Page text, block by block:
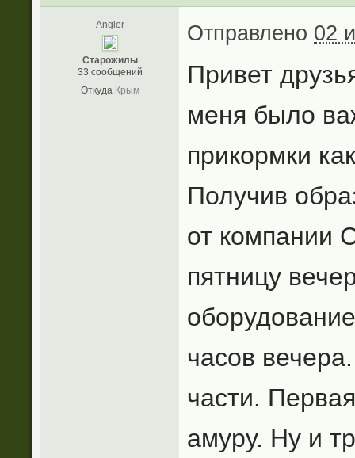
Angler
Старожилы
33 сообщений
Откуда Крым
Отправлено 02
Привет
меня было
прикормки
Получив
от компании
пятницу
часов
части.
амуру. Ну и